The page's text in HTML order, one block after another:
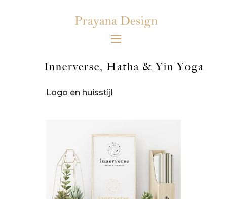
Innerverse, Hatha & Yin Yoga
Logo en huisstijl